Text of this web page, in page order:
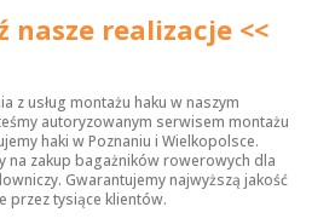
nasze realizacje <<
z usług montażu haku w naszym
autoryzowanym serwisem montażu
haki w Poznaniu i Wielkopolsce.
na zakup bagażników rowerowych dla
Gwarantujemy najwyższą jakość
przez tysiące klientów.